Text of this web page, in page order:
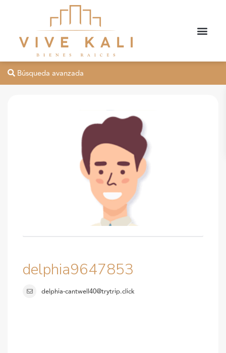
Búsqueda avanzada
delphia9647853
delphia-cantwell40@trytrip.click